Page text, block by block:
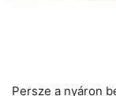
Persze a nyáron